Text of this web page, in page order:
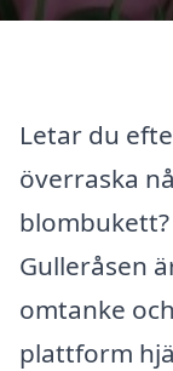
Letar du
överraska
Gulleråsen
omtanke
plattform